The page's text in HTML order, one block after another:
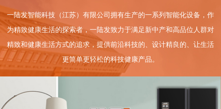
一陆发智能科技（江苏）有限公司拥有生产的一系列智能化设备，作
为精致健康生活的探索者，一陆发致力于满足新中产和高品位人群对
精致和健康生活方式的追求，提供前沿科技的、设计精良的、让生活
更简单更轻松的科技健康产品。